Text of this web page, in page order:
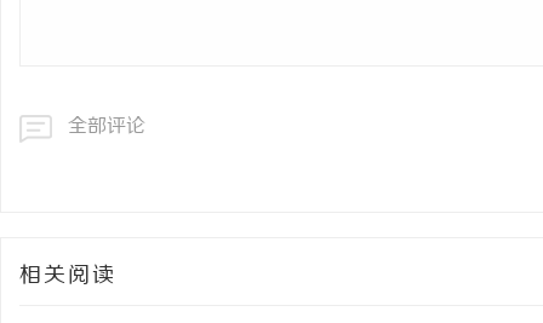
全部评论
相关阅读